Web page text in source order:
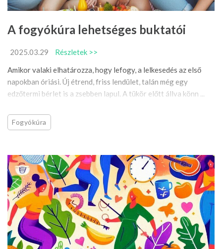
A fogyókúra lehetséges buktatói
2025.03.29
Részletek >>
Amikor valaki elhatározza, hogy lefogy, a lelkesedés az első
napokban óriási. Új étrend, friss lendület, talán még egy
edzőtermi bérlet is a zsebben lapul. A tükör előtt állva könn ...
Fogyókúra